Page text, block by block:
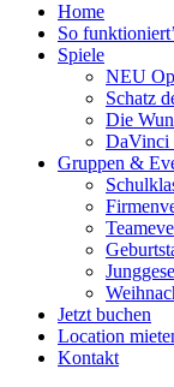
Home
So
Spiele
NEU
Schatz
Die
DaVinci
Gruppen &
Jetzt buchen
Location
Kontakt